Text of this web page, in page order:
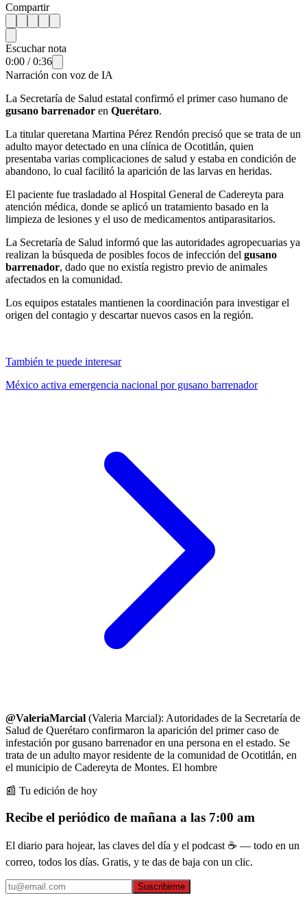
Compartir
Escuchar nota
0:00 /0:36
Narración con voz de IA
La Secretaría de Salud estatal confirmó el primer caso humano de
gusano barrenador en Querétaro.
La titular queretana Martina Pérez Rendón precisó que se trata de un
adulto mayor detectado en una clínica de Ocotitlán, quien
presentaba varias complicaciones de salud y estaba en condición de
abandono, lo cual facilitó la aparición de las larvas en heridas.
El paciente fue trasladado al Hospital General de Cadereyta para
atención médica, donde se aplicó un tratamiento basado en la
limpieza de lesiones y el uso de medicamentos antiparasitarios.
La Secretaría de Salud informó que las autoridades agropecuarias ya
realizan la búsqueda de posibles focos de infección del gusano
barrenador, dado que no existía registro previo de animales
afectados en la comunidad.
Los equipos estatales mantienen la coordinación para investigar el
origen del contagio y descartar nuevos casos en la región.
También te puede interesar
México activa emergencia nacional por gusano barrenador
@ValeriaMarcial (Valeria Marcial): Autoridades de la Secretaría de
Salud de Querétaro confirmaron la aparición del primer caso de
infestación por gusano barrenador en una persona en el estado. Se
trata de un adulto mayor residente de la comunidad de Ocotitlán, en
el municipio de Cadereyta de Montes. El hombre
📰 Tu edición de hoy
Recibe el periódico de mañana a las 7:00 am
El diario para hojear, las claves del día y el podcast ☕ — todo en un
correo, todos los días. Gratis, y te das de baja con un clic.
Suscribirme